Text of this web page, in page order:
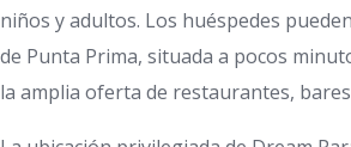
niños y adultos. Los huéspedes
de Punta Prima, situada a pocos
la amplia oferta de restaurantes,